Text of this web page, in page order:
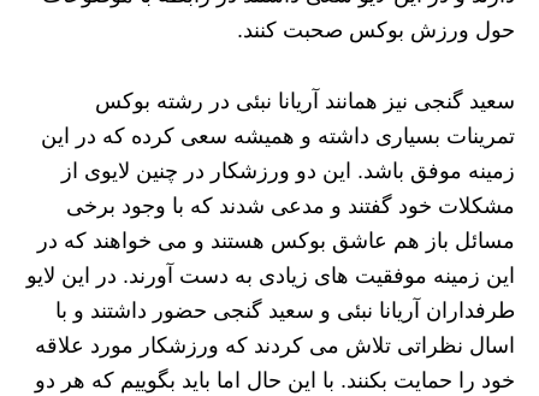
حول ورزش بوکس صحبت کنند.
سعید گنجی نیز همانند آریانا نبئی در رشته بوکس
تمرینات بسیاری داشته و همیشه سعی کرده که در این
زمینه موفق باشد. این دو ورزشکار در چنین لایوی از
مشکلات خود گفتند و مدعی شدند که با وجود برخی
مسائل باز هم عاشق بوکس هستند و می خواهند که در
این زمینه موفقیت های زیادی به دست آورند. در این لایو
طرفداران آریانا نبئی و سعید گنجی حضور داشتند و با
اسال نظراتی تلاش می کردند که ورزشکار مورد علاقه
خود را حمایت بکنند. با این حال اما باید بگوییم که هر دو